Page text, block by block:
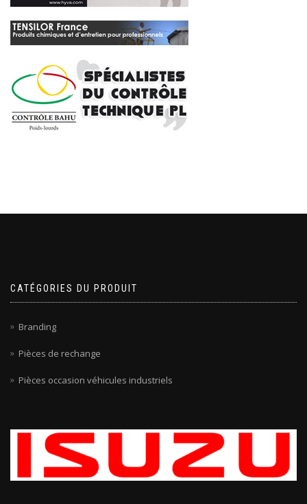
CATÉGORIES DU PRODUIT
Branding
Pièces de rechange
Pièces occasion véhicules industriels